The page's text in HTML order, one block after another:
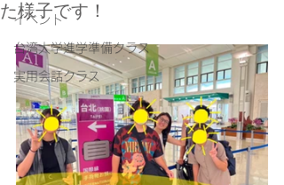
イベント
台湾大学進学準備クラス
実用会話クラス
た様子です！